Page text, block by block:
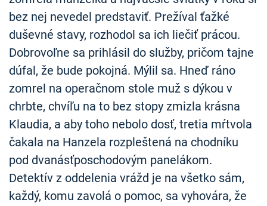
bez nej nevedel predstaviť. Prežíval ťažké
duševné stavy, rozhodol sa ich liečiť prácou.
Dobrovoľne sa prihlásil do služby, pričom tajne
dúfal, že bude pokojná. Mýlil sa. Hneď ráno
zomrel na operačnom stole muž s dýkou v
chrbte, chvíľu na to bez stopy zmizla krásna
Klaudia, a aby toho nebolo dosť, tretia mŕtvola
čakala na Hanzela rozpleštená na chodníku
pod dvanásťposchodovým panelákom.
Detektív z oddelenia vrážd je na všetko sám,
každý, komu zavolá o pomoc, sa vyhovára, že